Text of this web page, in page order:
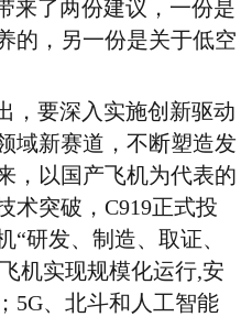
来了两份建议，一份是
的，另一份是关于低空
，要深入实施创新驱动
域新赛道，不断塑造发
，以国产飞机为代表的
术突破，C919正式投
“研发、制造、取证、
机实现规模化运行,安
5G、北斗和人工智能